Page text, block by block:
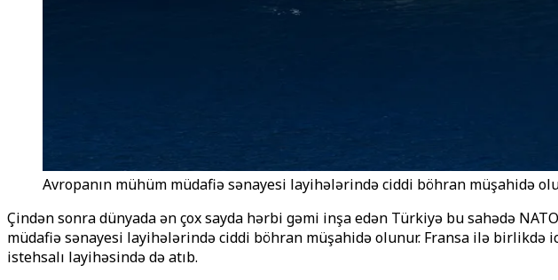
Avropanın mühüm müdafiə sənayesi layihələrində ciddi böhran müşahidə
Çindən sonra dünyada ən çox sayda hərbi gəmi inşa edən Türkiyə bu sahədə
müdafiə sənayesi layihələrində ciddi böhran müşahidə olunur. Fransa ilə birlikdə
istehsalı layihəsində də atıb.